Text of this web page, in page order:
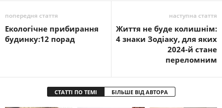
попередня стаття
Екологічне прибирання
будинку:12 порад
наступна стаття
Життя не буде колишнім:
4 знаки Зодіаку, для яких
2024-й стане
переломним
СТАТТІ ПО ТЕМІ БІЛЬШЕ ВІД АВТОРА